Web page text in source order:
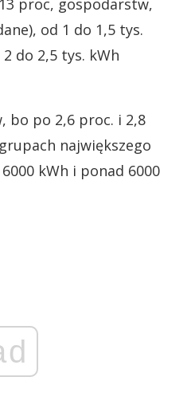
proc, gospodarstw,
od 1 do 1,5 tys.
do 2,5 tys. kWh
bo po 2,6 proc. i 2,8
największego
kWh i ponad 6000